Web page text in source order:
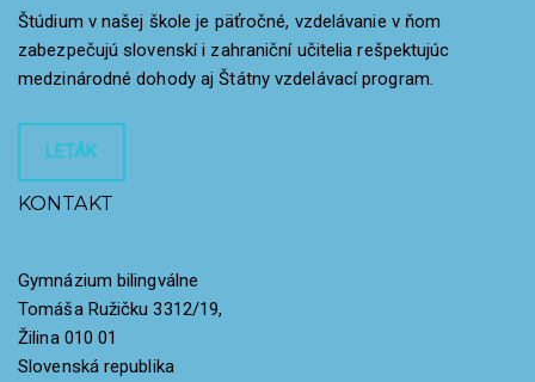
Štúdium v našej škole je päťročné, vzdelávanie v ňom
zabezpečujú slovenskí i zahraniční učitelia rešpektujúc
medzinárodné dohody aj Štátny vzdelávací program.
LETÁK
KONTAKT
Gymnázium bilingválne
Tomáša Ružičku 3312/19,
Žilina 010 01
Slovenská republika